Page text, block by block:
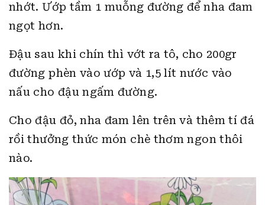
nhớt. Ướp tầm 1 muỗng đường để nha đam
ngọt hơn.
Đậu sau khi chín thì vớt ra tô, cho 200gr
đường phèn vào ướp và 1,5 lít nước vào
nấu cho đậu ngấm đường.
Cho đậu đỏ, nha đam lên trên và thêm tí đá
rồi thưởng thức món chè thơm ngon thôi
nào.